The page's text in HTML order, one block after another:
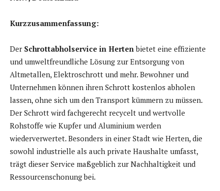
Kurzzusammenfassung:
Der Schrottabholservice in Hertenbietet eine effiziente
und umweltfreundliche Lösung zur Entsorgung von
Altmetallen, Elektroschrott und mehr. Bewohner und
Unternehmen können ihren Schrott kostenlos abholen
lassen, ohne sich um den Transport kümmern zu müssen.
Der Schrott wird fachgerecht recycelt und wertvolle
Rohstoffe wie Kupfer und Aluminium werden
wiederverwertet. Besonders in einer Stadt wie Herten, die
sowohl industrielle als auch private Haushalte umfasst,
trägt dieser Service maßgeblich zur Nachhaltigkeit und
Ressourcenschonung bei.